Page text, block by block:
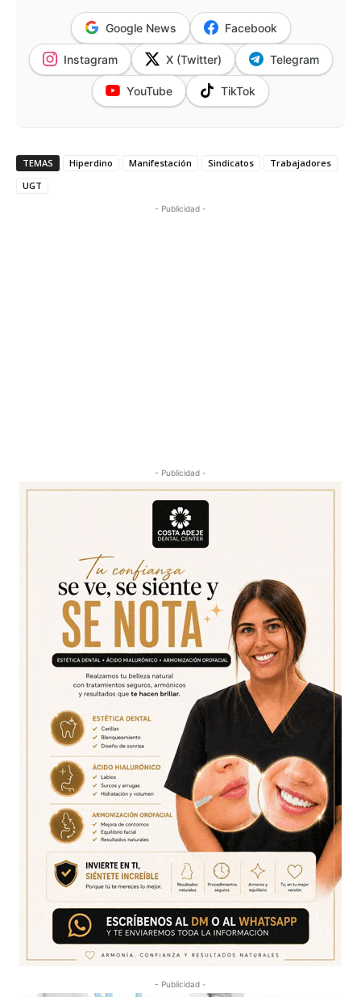
Google News Facebook
Instagram X (Twitter) Telegram
YouTube TikTok
TEMAS Hiperdino Manifestación Sindicatos
Trabajadores
UGT
- Publicidad -
- Publicidad -
- Publicidad -